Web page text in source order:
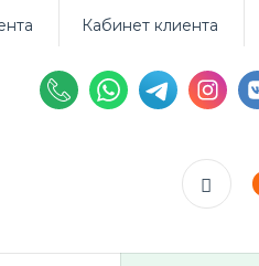
Кабинет клиента